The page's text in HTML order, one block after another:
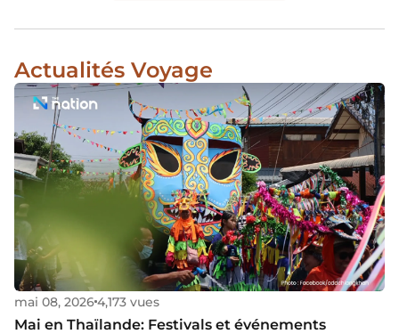
Actualités Voyage
mai 08, 20264,173 vues
Mai en Thaïlande: Festivals et événements